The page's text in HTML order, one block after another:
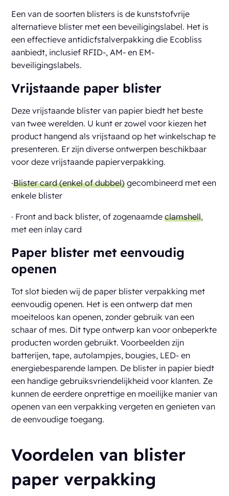
Een van de soorten blisters is de kunststofvrije
alternatieve blister met een beveiligingslabel. Het is
een effectieve antidicfstalverpakking die Ecobliss
aanbiedt, inclusief RFID-, AM- en EM-
beveiligingslabels.
Vrijstaande paper blister
Deze vrijstaande blister van papier biedt het beste
van twee werelden. U kunt er zowel voor kiezen het
product hangend als vrijstaand op het winkelschap te
presenteren. Er zijn diverse ontwerpen beschikbaar
voor deze vrijstaande papierverpakking.
·Blister card (enkel of dubbel) gecombineerd met een
enkele blister
· Front and back blister, of zogenaamdeclamshell,
met een inlay card
Paper blister met eenvoudig
openen
Tot slot bieden wij de paper blister verpakking met
eenvoudig openen. Het is een ontwerp dat men
moeiteloos kan openen, zonder gebruik van een
schaar of mes. Dit type ontwerp kan voor onbeperkte
producten worden gebruikt. Voorbeelden zijn
batterijen, tape, autolampjes, bougies, LED- en
energiebesparende lampen. De blister in papier biedt
een handige gebruiksvriendelijkheid voor klanten. Ze
kunnen de eerdere onprettige en moeilijke manier van
openen van een verpakking vergeten en genieten van
de eenvoudige toegang.
Voordelen van blister
paper verpakking